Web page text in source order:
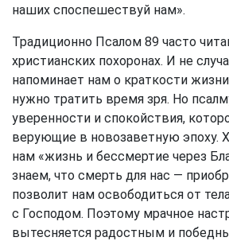
наших споспешествуй нам».
Традиционно Псалом 89 часто
христианских похоронах. И не
напоминает нам о краткости
нужно тратить время зря. Но
уверенности и спокойствия,
верующие в новозаветную эпоху.
нам «жизнь и бессмертие через
знаем, что смерть для нас —
позволит нам освободиться от
с Господом. Поэтому мрачное
вытесняется радостным и